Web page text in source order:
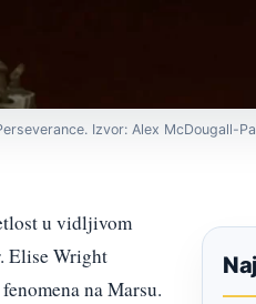
Izvor: Alex McDougall-
u vidljivom
Elise Wright
na Marsu.